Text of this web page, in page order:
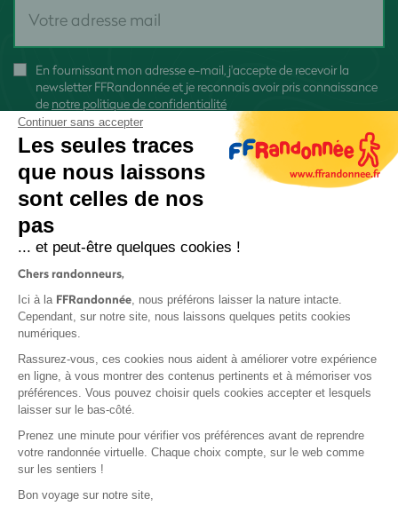
En fournissant mon adresse e-mail, j'accepte de recevoir la
newsletter FFRandonnée et je reconnais avoir pris connaissance
de notre politique de confidentialité
Protection des données
Politique de confidentialité
Continuer sans accepter
Les seules traces
que nous laissons
sont celles de nos
pas
... et peut-être quelques cookies !
Chers randonneurs,
Ici à la FFRandonnée, nous préférons laisser la nature intacte.
Cependant, sur notre site, nous laissons quelques petits cookies
numériques.
Rassurez-vous, ces cookies nous aident à améliorer votre expérience
en ligne, à vous montrer des contenus pertinents et à mémoriser vos
préférences. Vous pouvez choisir quels cookies accepter et lesquels
laisser sur le bas-côté.
Prenez une minute pour vérifier vos préférences avant de reprendre
votre randonnée virtuelle. Chaque choix compte, sur le web comme
sur les sentiers !
Bon voyage sur notre site,